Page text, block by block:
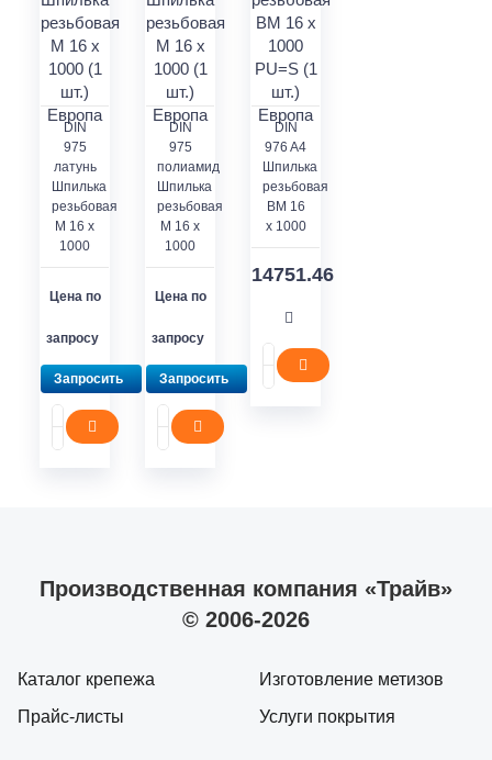
DIN
975
латунь
Шпилька
резьбовая
M 16 x
1000
Цена по
запросу
Запросить
DIN
975
полиамид
Шпилька
резьбовая
M 16 x
1000
Цена по
запросу
Запросить
DIN
976 A4
Шпилька
резьбовая
BM 16
x 1000
14751.46
Производственная компания «Трайв»
© 2006-2026
Каталог крепежа
Прайс-листы
Изготовление метизов
Услуги покрытия